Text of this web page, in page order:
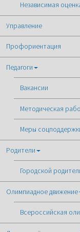
Независимая
Управление
Профориентация
Педагоги
Вакансии
Методическая
Меры
Родители
Городской
Олимпиадное движение
Всероссийская